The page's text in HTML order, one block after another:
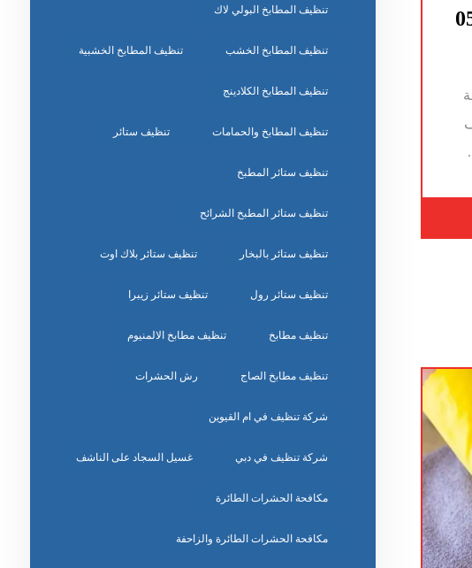
تنظيف المطابخ البولي لاك
تنظيف المطابخ الخشب تنظيف المطابخ الخشبية
تنظيف المطابخ الكلادينج
تنظيف المطابخ والحمامات تنظيف ستائر
تنظيف ستائر المطبخ
تنظيف ستائر المطبخ الشرائح
تنظيف ستائر بالبخار تنظيف ستائر بلاك اوت
تنظيف ستائر رول تنظيف ستائر زيبرا
تنظيف مطابخ تنظيف مطابخ الالمنيوم
تنظيف مطابخ الصاج رش الحشرات
شركة تنظيف في ام القيوين
شركة تنظيف في دبي غسيل السجاد على الناشف
مكافحة الحشرات الطائرة
مكافحة الحشرات الطائرة والزاحفة